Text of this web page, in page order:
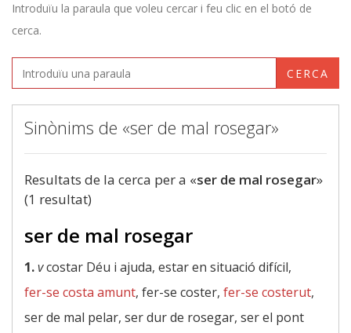
Introduïu la paraula que voleu cercar i feu clic en el botó de
cerca.
CERCA
Sinònims de «ser de mal rosegar»
Resultats de la cerca per a «ser de mal rosegar»
(1 resultat)
ser de mal rosegar
1.vcostar Déu i ajuda, estar en situació difícil,
fer-se costa amunt, fer-se coster, fer-se costerut,
ser de mal pelar, ser dur de rosegar, ser el pont